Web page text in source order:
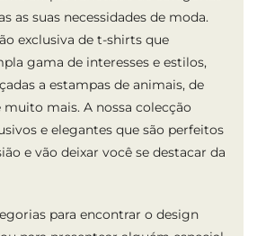
as suas necessidades de moda.
exclusiva de t-shirts que
gama de interesses e estilos,
a estampas de animais, de
mais. A nossa colecção
e elegantes que são perfeitos
e vão deixar você se destacar da
para encontrar o design